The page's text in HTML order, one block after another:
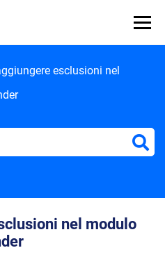
esclusioni nel
nel modulo